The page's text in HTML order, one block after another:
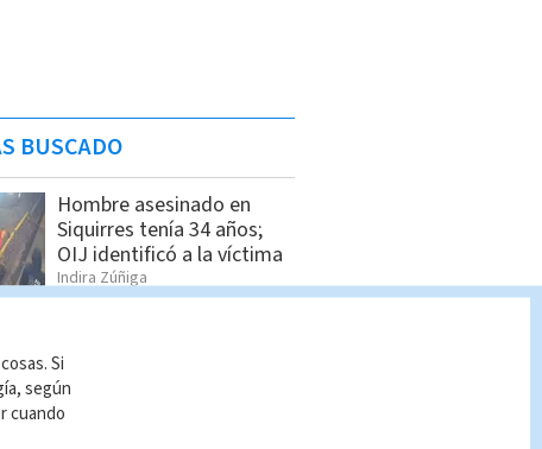
BUSCADO
Hombre asesinado en
Siquirres tenía 34 años;
OIJ identificó a la víctima
Indira Zúñiga
Alias ‘Diablo’ es detenido
en Sarapiquí
Indira Zúñiga
Si
según
cuando